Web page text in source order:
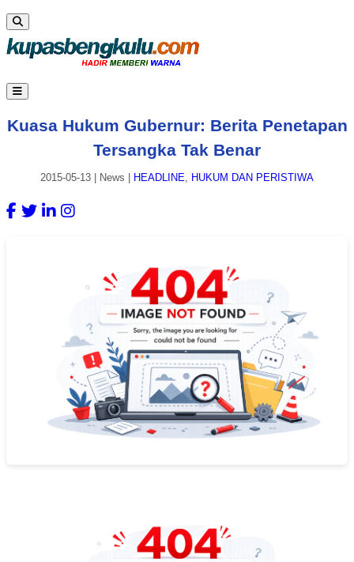
Kuasa Hukum Gubernur: Berita Penetapan
Tersangka Tak Benar
2015-05-13 News HEADLINE, HUKUM DAN PERISTIWA